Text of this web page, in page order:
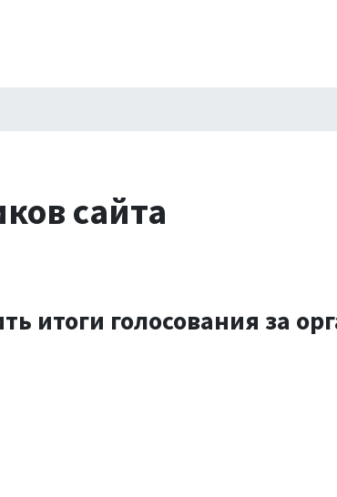
сайта
итоги голосования за